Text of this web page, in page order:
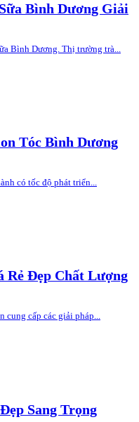
Bình Dương Giải
Bình Dương. Thị trường trà...
Tóc Bình Dương
có tốc độ phát triển...
Rẻ Đẹp Chất Lượng
cung cấp các giải pháp...
Sang Trọng